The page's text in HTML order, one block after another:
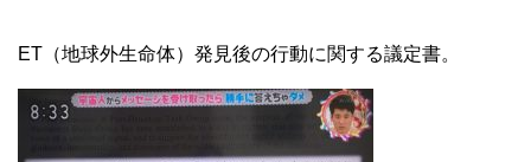
ET（地球外生命体）発見後の行動に関する議定書。